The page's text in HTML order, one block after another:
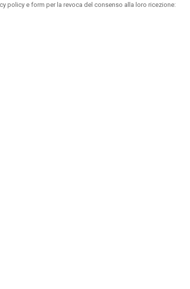
policy e form per la revoca del consenso alla loro ricezione: